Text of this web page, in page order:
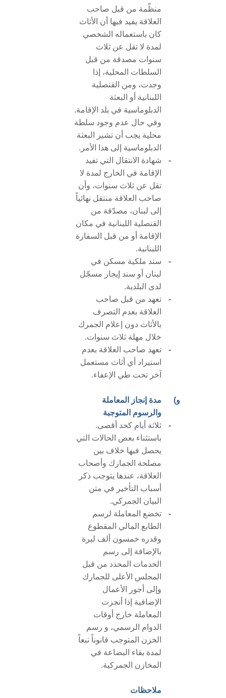
منظّمة من قبل صاحب
العلاقة يفيد فيها أن الأثاث
كان باستعماله الشخصي
لمدة لا تقل عن ثلاث
سنوات مصدقة من قبل
السلطات المحلية، إذا
وجدت، ومن القنصلية
اللبنانية أو البعثة
الدبلوماسية في بلد الإقامة.
وفي حال عدم وجود سلطة
محلية يجب أن تشير البعثة
الدبلوماسية إلى هذا الأمر.
-
شهادة الانتقال التي تفيد
الإقامة في الخارج لمدة لا
تقل عن ثلاث سنوات، وأن
صاحب العلاقة منتقل نهائياً
إلى لبنان، مصدّقة من
القنصلية اللبنانية في مكان
الإقامة أو من قبل السفارة
اللبنانية.
-
سند ملكية مسكن في
لبنان أو سند إيجار مسجّل
لدى البلدية.
-
تعهد من قبل صاحب
العلاقة بعدم التصرف
بالأثاث دون إعلام الجمرك
خلال مهلة ثلاث سنوات.
-
تعهد صاحب العلاقة بعدم
استيراد أي أثاث مستعمل
آخر تحت طي الإعفاء.
و)
مدة إنجاز المعاملة
والرسوم المتوجبة
-
ثلاثة أيام كحد أقصى.
باستثناء بعض الحالات التي
يحصل فيها خلاف بين
مصلحة الجمارك وأصحاب
العلاقة، عندها يتوجب ذكر
أسباب التأخير في متن
البيان الجمركي.
-
تخضع المعاملة لرسم
الطابع المالي المقطوع
وقدره خمسون ألف ليرة
بالإضافة إلى رسم
الخدمات المحدد من قبل
المجلس الأعلى للجمارك
وإلى أجور الأعمال
الإضافية إذا أنجزت
المعاملة خارج أوقات
الدوام الرسمي، و رسم
الخزن المتوجب قانوناً تبعاً
لمدة بقاء البضاعة في
المخازن الجمركية.
ملاحظات